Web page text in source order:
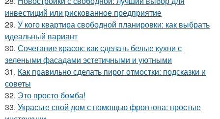
инвестиций или рискованное предприятие
29. У кого квартира свободной планировки: как выбрать
идеальный вариант
30. Сочетание красок: как сделать белые кухни с
зелеными фасадами эстетичными и уютными
31. Как правильно сделать пирог отмостки: подсказки и
советы
32. Это просто бомба!
33. Украсьте свой дом с помощью фронтона: простые